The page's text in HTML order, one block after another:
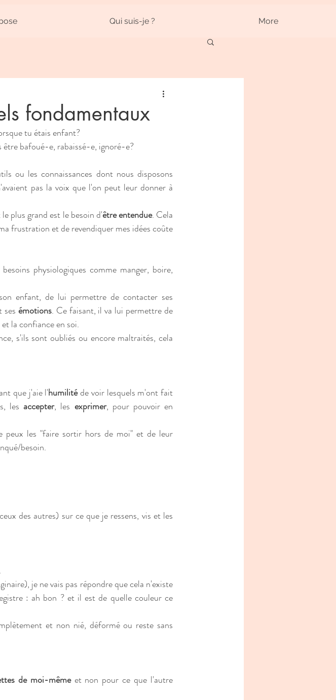
Qui suis-je ? More
fondamentaux
tu étais enfant?
bafoué-e, rabaissé-e, ignoré-e?
ou les connaissances dont nous disposons
pas la voix que l'on peut leur donner à
plus grand est le besoin d'être entendue. Cela
frustration et de revendiquer mes idées coûte
physiologiques comme manger, boire,
ses émotions. Ce faisant, il va lui permettre de
la confiance en soi.
s'ils sont oubliés ou encore maltraités, cela
que j'aie l'humilité de voir lesquels m'ont fait
les accepter, les exprimer
peux les "faire sortir hors de moi" et de leur
besoin.
des autres) sur ce que je ressens, vis et les
je ne vais pas répondre que cela n'existe
: ah bon ? et il est de quelle couleur ce
et non nié, déformé ou reste sans
de moi-même et non pour ce que l'autre